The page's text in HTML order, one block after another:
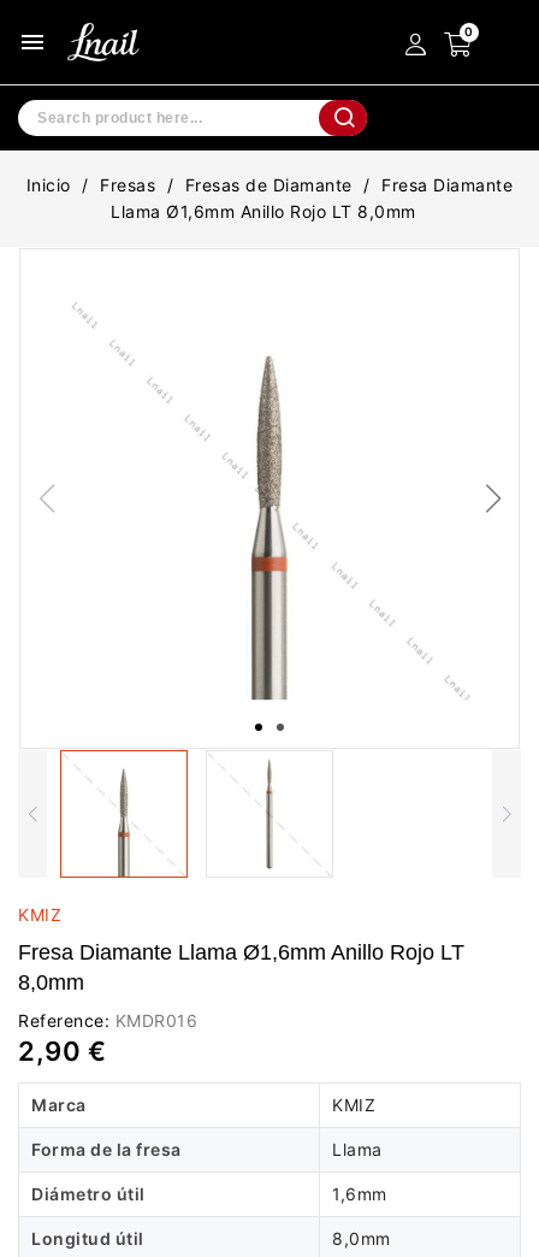
menu
Inicio Fresas Fresas de Diamante
Fresa Diamante
Llama Ø1,6mm Anillo Rojo LT 8,0mm
KMIZ
Fresa Diamante Llama Ø1,6mm Anillo Rojo LT
8,0mm
Reference: KMDR016
2,90 €
Marca KMIZ
Forma de la fresa Llama
Diámetro útil 1,6mm
Longitud útil 8,0mm